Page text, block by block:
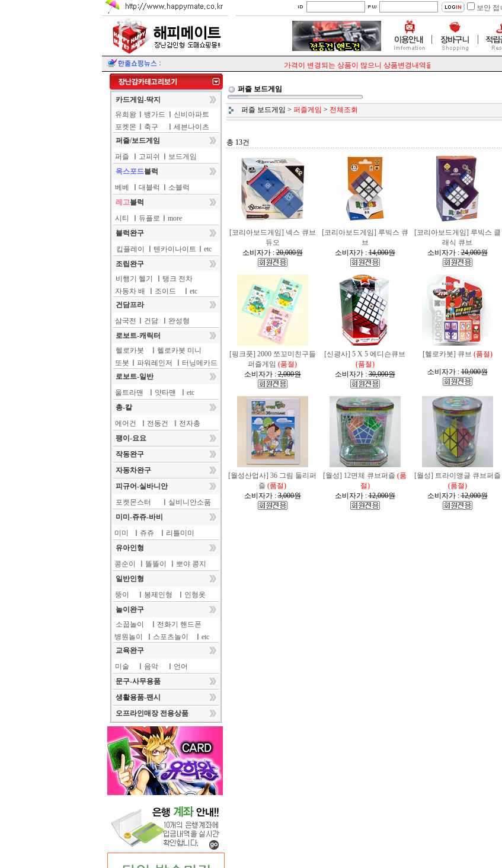
보안 접
가격이 변경되는 상품이 많으니 상품변경내역을 꼭 확인해주세요.
카드게임-딱지
유희왕
뱅가드
신비아파트
포켓몬
축구
세븐나이츠
퍼즐/보드게임
퍼즐
고피쉬
보드게임
옥스포드블럭
베베
대블럭
소블럭
레고블럭
시티
듀플로
more
블럭완구
킵플레이
텐카이나이트
etc
조립완구
비행기 헬기
탱크 전차
자동차 배
조이드
etc
건담프라
삼국전
건담
완성형
로보트-캐릭터
헬로카봇
헬로카봇 미니
또봇
파워레인저
터닝메카드
로보트-일반
울트라맨
얏타맨
etc
총-칼
에어건
전동건
전자총
팽이-요요
작동완구
자동차완구
피규어-실바니안
포켓몬스터
실비니안소품
미미-쥬쥬-바비
미미
쥬쥬
리틀미미
유아인형
콩순이
똘똘이
뽀야 콩지
일반인형
뚱이
봉제인형
인형옷
놀이완구
소꿉놀이
전화기 핸드폰
병원놀이
스포츠놀이
etc
교육완구
미술
음악
언어
문구-사무용품
생활용품-팬시
오프라인매장 전용상품
퍼즐 보드게임
퍼즐 보드게임 > 퍼즐게임 > 전체조회
총 13건
[코리아보드게임] 넥스 큐브
듀오
소비자가 :20,000원
[코리아보드게임] 루빅스 큐
브
소비자가 :14,000원
[코리아보드게임] 루빅스 클
래식 큐브
소비자가 :24,000원
[핑크풋] 2000 쪼꼬미친구들
퍼즐게임 (품절)
소비자가 :2,000원
[신광사] 5 X 5 에디슨큐브
(품절)
소비자가 :30,000원
[헬로카봇] 큐브 (품절)
소비자가 :10,000원
[월성산업사] 36 그림 둘리퍼
즐 (품절)
소비자가 :3,000원
[월성] 12면체 큐브퍼즐 (품
절)
소비자가 :12,000원
[월성] 트라이앵글 큐브퍼즐
(품절)
소비자가 :12,000원